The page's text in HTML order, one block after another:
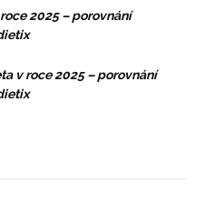
2025 – porovnání
v roce 2025 – porovnání